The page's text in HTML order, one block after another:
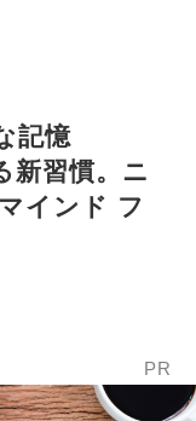
記憶
新習慣。ニ
インド フ
PR